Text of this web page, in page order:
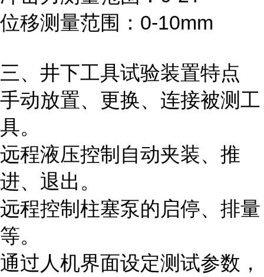
位移测量范围：0-10mm
三、井下工具试验装置特点
手动放置、更换、连接被测工
具。
远程液压控制自动夹装、推
进、退出。
远程控制柱塞泵的启停、排量
等。
通过人机界面设定测试参数，